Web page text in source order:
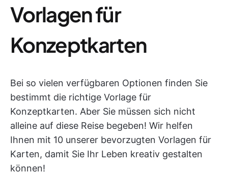
Vorlagen für
Konzeptkarten
Bei so vielen verfügbaren Optionen finden Sie
bestimmt die richtige Vorlage für
Konzeptkarten. Aber Sie müssen sich nicht
alleine auf diese Reise begeben! Wir helfen
Ihnen mit 10 unserer bevorzugten Vorlagen für
Karten, damit Sie Ihr Leben kreativ gestalten
können!